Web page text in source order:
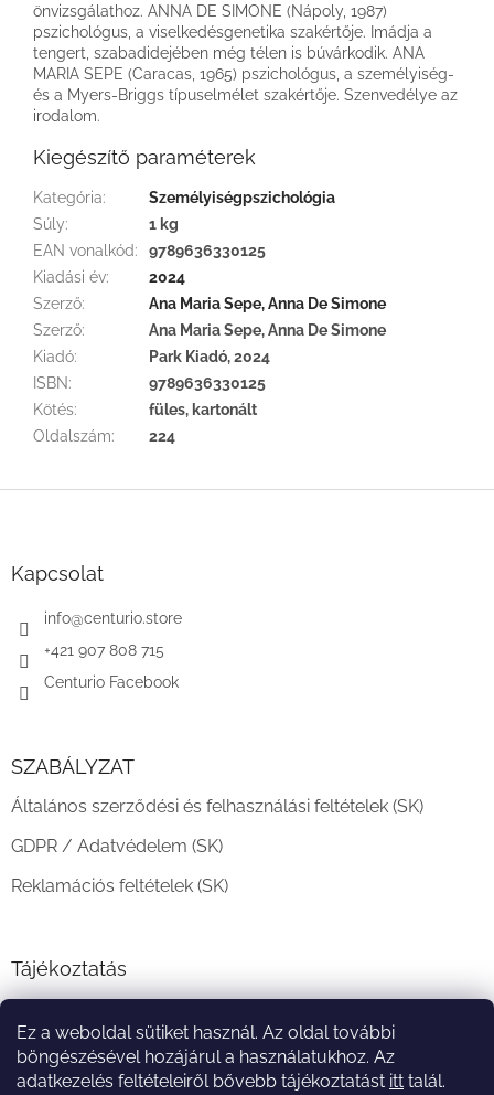
Ez a weboldal sütiket használ. Az oldal további
böngészésével hozájárul a használatukhoz. Az
adatkezelés feltételeiről bővebb tájékoztatást itt talál.
önvizsgálathoz. ANNA DE SIMONE (Nápoly, 1987)
pszichológus, a viselkedésgenetika szakértője. Imádja a
tengert, szabadidejében még télen is búvárkodik. ANA
MARIA SEPE (Caracas, 1965) pszichológus, a személyiség-
és a Myers-Briggs típuselmélet szakértője. Szenvedélye az
irodalom.
Kiegészítő paraméterek
Kategória:
Személyiségpszichológia
Súly:
1 kg
EAN vonalkód:
9789636330125
Kiadási év:
2024
Szerző:
Ana Maria Sepe, Anna De Simone
Szerző:
Ana Maria Sepe, Anna De Simone
Kiadó:
Park Kiadó, 2024
ISBN:
9789636330125
Kötés:
füles, kartonált
Oldalszám: 224
Kapcsolat
info@centurio.store
+421 907 808 715
Centurio Facebook
SZABÁLYZAT
Általános szerződési és felhasználási feltételek (SK)
GDPR / Adatvédelem (SK)
Reklamációs feltételek (SK)
Tájékoztatás
A vásárlás menete